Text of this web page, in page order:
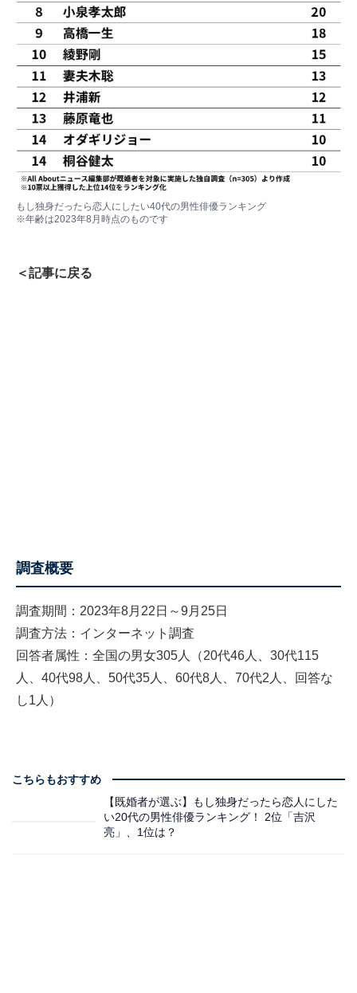
もし独身だったら恋人にしたい40代の男性俳優ランキング
※年齢は2023年8月時点のものです
＜記事に戻る
調査概要
調査期間：2023年8月22日～9月25日
調査方法：インターネット調査
回答者属性：全国の男女305人（20代46人、30代115
人、40代98人、50代35人、60代8人、70代2人、回答な
し1人）
こちらもおすすめ
【既婚者が選ぶ】もし独身だったら恋人にした
い20代の男性俳優ランキング！ 2位「吉沢
亮」、1位は？